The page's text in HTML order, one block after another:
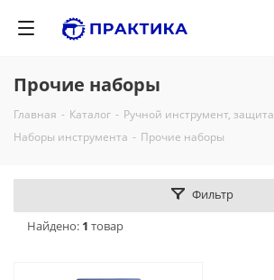
Прочие наборы
Главная - Каталог - Ручной инструмент, защита
Наборы инструмента - Прочие наборы
Фильтр
Найдено: 1 товар